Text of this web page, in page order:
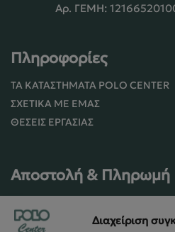
Διαχείριση
Αρ. ΓΕΜΗ:
Πληροφορίες
ΤΑ ΚΑΤΑΣΤΉΜΑΤΑ POLO CENTER
ΣΧΕΤΙΚΆ ΜΕ ΕΜΆΣ
ΘΈΣΕΙΣ ΕΡΓΑΣΊΑΣ
Αποστολή & Πληρωμή
ΠΟΛΙΤΙΚΉ ΕΠΙΣΤΡΟΦΏΝ /